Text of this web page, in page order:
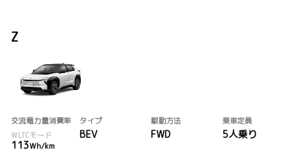
Z
交流電力量消費率
WLTCモード
113Wh/km
タイプ
BEV
駆動方法
FWD
乗車定員
5人乗り